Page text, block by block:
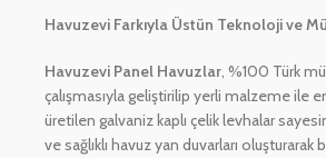
Havuzevi Farkıyla Üstün Teknoloji ve
Havuzevi Panel Havuzlar, %100 Türk
çalışmasıyla geliştirilip yerli malzeme ile
üretilen galvaniz kaplı çelik levhalar
ve sağlıklı havuz yan duvarları